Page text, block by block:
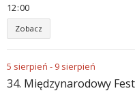
12:00
Zobacz
5 sierpień - 9 sierpień
34. Międzynarodowy